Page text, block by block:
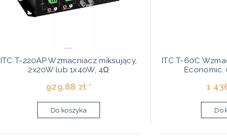
ITC T-220AP Wzmacniacz miksujący,
2x20W lub 1x40W, 4Ω
929,88 zł *
Do koszyka
ITC T-60C
Economic.
1
Do